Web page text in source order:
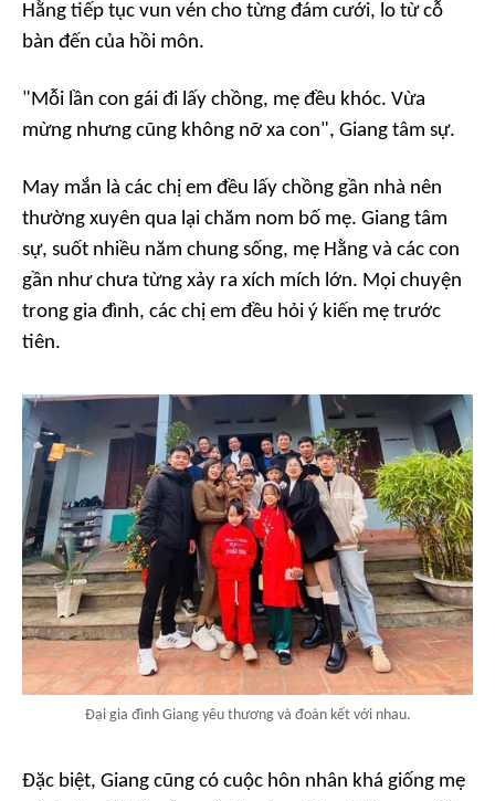
Hằng tiếp tục vun vén cho từng đám cưới, lo từ cỗ
bàn đến của hồi môn.
"Mỗi lần con gái đi lấy chồng, mẹ đều khóc. Vừa
mừng nhưng cũng không nỡ xa con", Giang tâm sự.
May mắn là các chị em đều lấy chồng gần nhà nên
thường xuyên qua lại chăm nom bố mẹ. Giang tâm
sự, suốt nhiều năm chung sống, mẹ Hằng và các con
gần như chưa từng xảy ra xích mích lớn. Mọi chuyện
trong gia đình, các chị em đều hỏi ý kiến mẹ trước
tiên.
Đại gia đình Giang yêu thương và đoàn kết với nhau.
Đặc biệt, Giang cũng có cuộc hôn nhân khá giống mẹ